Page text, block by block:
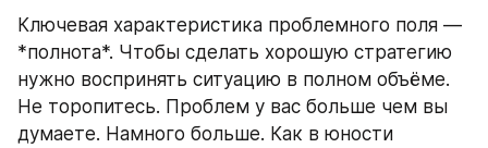
Ключевая характеристика проблемного поля —
*полнота*. Чтобы сделать хорошую стратегию
нужно воспринять ситуацию в полном объёме.
Не торопитесь. Проблем у вас больше чем вы
думаете. Намного больше. Как в юности